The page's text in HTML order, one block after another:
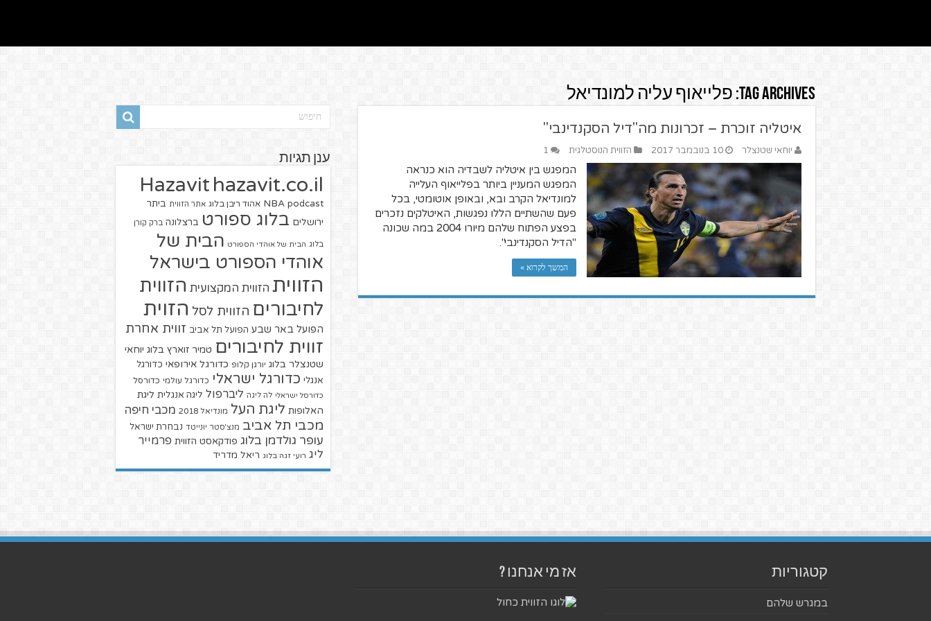
Tag Archives: פלייאוף עליה למונדיאל
איטליה זוכרת – זכרונות מה"דיל הסקנדינבי"
יוחאי שטנצלר 10 בנובמבר 2017 הזווית הנוסטלגית 1
המפגש בין איטליה לשבדיה הוא כנראה
המפגש המעניין ביותר בפלייאוף העלייה
למונדיאל הקרב ובא, ובאופן אוטומטי, בכל
פעם שהשתיים הללו נפגשות, האיטלקים נזכרים
בפצע הפתוח שלהם מיורו 2004 במה שכונה
"הדיל הסקנדינבי".
המשך לקרוא »
ענן תגיות
Hazavit hazavit.co.il
NBA podcast אהוד ריבן בלוג אתר הזווית ביתר
ירושלים בלוג ספורט ברצלונה ברק קורן
בלוג הבית של אוהדי הספורט הבית של
אוהדי הספורט בישראל
הזווית הזווית המקצועית הזווית
לחיבורים הזווית לסל הזוית
הפועל באר שבע הפועל תל אביב זווית אחרת
זווית לחיבורים טמיר זוארץ בלוג יוחאי
שטנצלר בלוג יורגן קלופ כדורגל אירופאי כדורגל
אנגלי כדורגל ישראלי כדורגל עולמי כדורסל
כדורסל ישראלי לה ליגה ליברפול ליגה אנגלית ליגת
האלופות ליגת העל מונדיאל 2018 מכבי חיפה
מכבי תל אביב מנצ'סטר יונייטד נבחרת ישראל
עופר גולדמן בלוג פודקאסט הזווית פרמייר
ליג רועי זגה בלוג ריאל מדריד
קטגוריות
במגרש שלהם
אז מי אנחנו ?